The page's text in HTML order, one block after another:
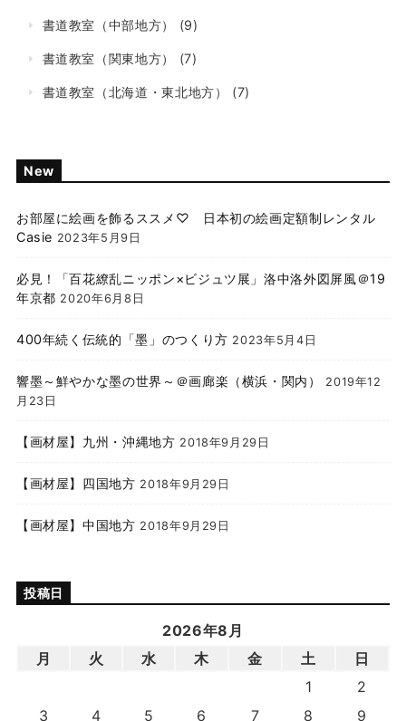
書道教室（中部地方） (9)
書道教室（関東地方） (7)
書道教室（北海道・東北地方） (7)
New
お部屋に絵画を飾るススメ♡ 日本初の絵画定額制レンタル
Casie 2023年5月9日
必見！「百花繚乱ニッポン×ビジュツ展」洛中洛外図屏風＠19
年京都 2020年6月8日
400年続く伝統的「墨」のつくり方 2023年5月4日
響墨～鮮やかな墨の世界～＠画廊楽（横浜・関内）
2019年12
月23日
【画材屋】九州・沖縄地方 2018年9月29日
【画材屋】四国地方 2018年9月29日
【画材屋】中国地方 2018年9月29日
投稿日
2026年8月
月
火 水 木 金 土
日
1
2
3
4 5 6 7 8 9